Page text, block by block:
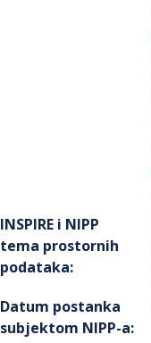
INSPIRE i NIPP
tema prostornih
podataka:
Datum postanka
subjektom NIPP-a: